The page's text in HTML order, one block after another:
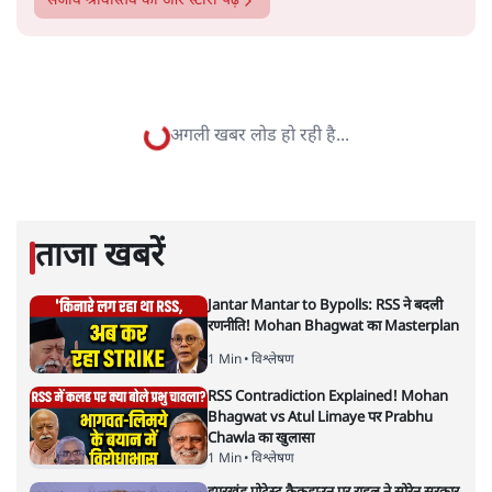
डाउनलोड करें
संजीव श्रीवास्तव
संजीव श्रीवास्तवकी और स्टोरी पढ़ें